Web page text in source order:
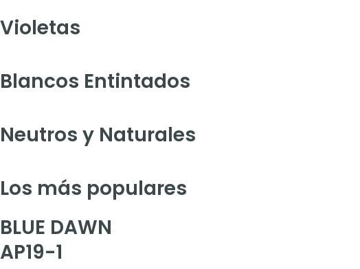
Violetas
Blancos Entintados
Neutros y Naturales
Los más populares
BLUE DAWN
AP19-1